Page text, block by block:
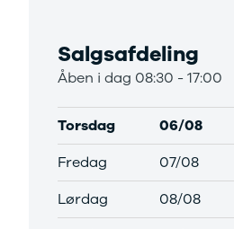
Se alle BYD
Elbil
Citroën
Se alle
C3
Salgsafdeling
Åben i dag 08:30 - 17:00
Torsdag 06/08
Fredag
07/08
Lørdag
08/08